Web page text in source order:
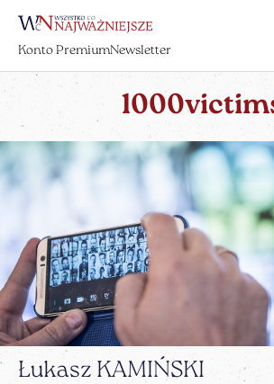
Konto PremiumNewsletter
Łukasz KAMIŃSKI